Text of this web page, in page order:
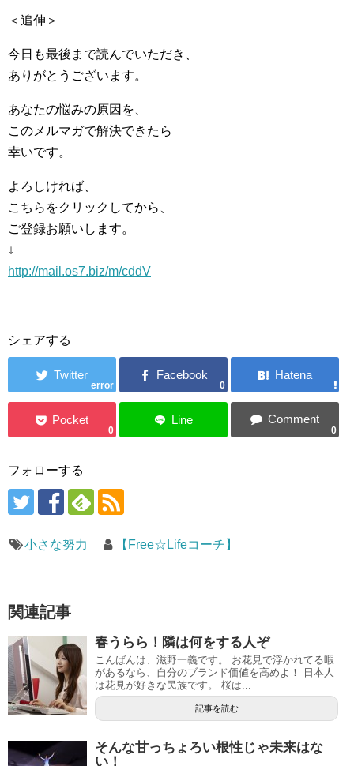
＜追伸＞
今日も最後まで読んでいただき、
ありがとうございます。
あなたの悩みの原因を、
このメルマガで解決できたら
幸いです。
よろしければ、
こちらをクリックしてから、
ご登録お願いします。
↓
http://mail.os7.biz/m/cddV
シェアする
error 0
0 0
フォローする
小さな努力 【Free☆Lifeコーチ】
関連記事
春うらら！隣は何をする人ぞ
こんばんは、滋野一義です。 お花見で浮かれてる暇
があるなら、自分のブランド価値を高めよ！ 日本人
は花見が好きな民族です。 桜は...
記事を読む
そんな甘っちょろい根性じゃ未来はな
い！